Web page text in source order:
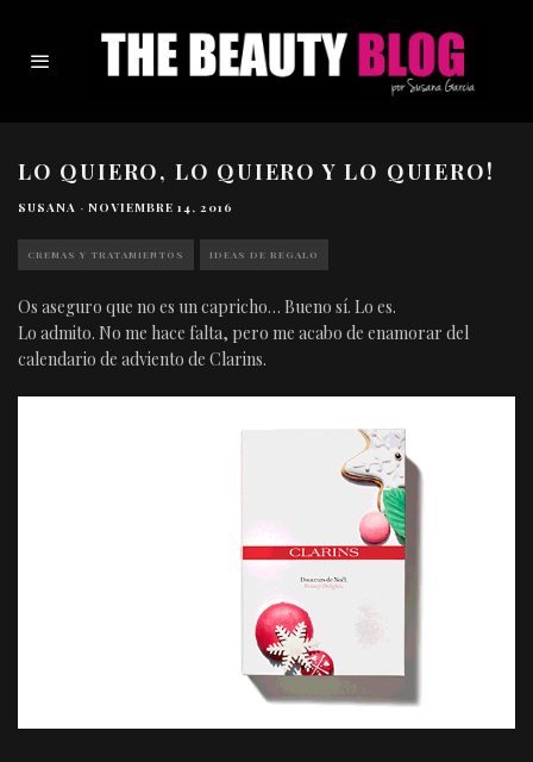
LO QUIERO, LO QUIERO Y LO QUIERO!
SUSANA · NOVIEMBRE 14, 2016
CREMAS Y TRATAMIENTOS IDEAS DE REGALO
Os aseguro que no es un capricho… Bueno sí. Lo es.
Lo admito. No me hace falta, pero me acabo de enamorar del
calendario de adviento de Clarins.